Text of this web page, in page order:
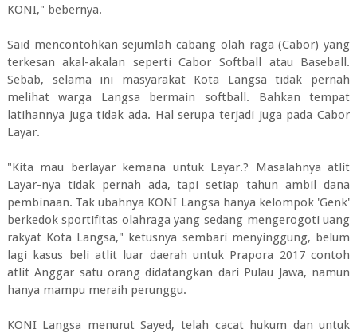
KONI," bebernya.
Said mencontohkan sejumlah cabang olah raga (Cabor) yang
terkesan akal-akalan seperti Cabor Softball atau Baseball.
Sebab, selama ini masyarakat Kota Langsa tidak pernah
melihat warga Langsa bermain softball. Bahkan tempat
latihannya juga tidak ada. Hal serupa terjadi juga pada Cabor
Layar.
"Kita mau berlayar kemana untuk Layar.? Masalahnya atlit
Layar-nya tidak pernah ada, tapi setiap tahun ambil dana
pembinaan. Tak ubahnya KONI Langsa hanya kelompok 'Genk'
berkedok sportifitas olahraga yang sedang mengerogoti uang
rakyat Kota Langsa," ketusnya sembari menyinggung, belum
lagi kasus beli atlit luar daerah untuk Prapora 2017 contoh
atlit Anggar satu orang didatangkan dari Pulau Jawa, namun
hanya mampu meraih perunggu.
KONI Langsa menurut Sayed, telah cacat hukum dan untuk